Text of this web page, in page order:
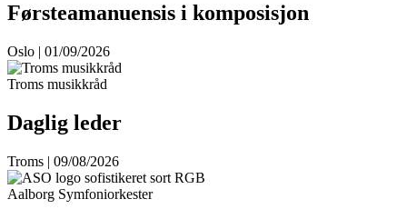
Førsteamanuensis i komposisjon
Oslo | 01/09/2026
Troms musikkråd
Daglig leder
Troms | 09/08/2026
Aalborg Symfoniorkester